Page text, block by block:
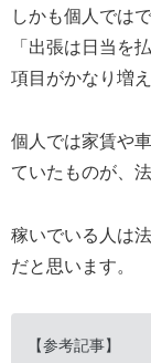
しかも個人では
「出張は日当を
項目がかなり増え
個人では家賃や
ていたものが、
稼いでいる人は
だと思います。
【参考記事】